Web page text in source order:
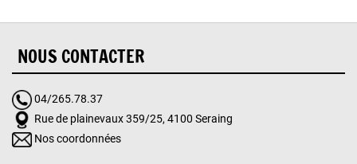
NOUS CONTACTER
04/265.78.37
Rue de plainevaux 359/25, 4100 Seraing
Nos coordonnées